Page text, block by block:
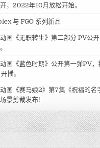
，2022年10月放松开始。
与 FGO 系列新品
画《无职转生》第二部分 PV公
画《蓝色时期》公开第一弹PV
播。
画《赛马娘2》第7集《祝福的名
景剪裁发布！